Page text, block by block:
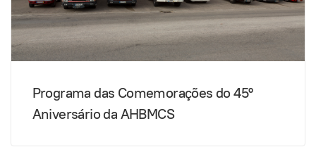
Programa das Comemorações do 45º
Aniversário da AHBMCS